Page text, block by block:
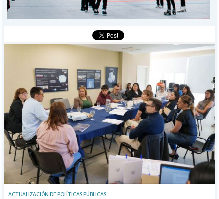
BÚSQUEDA
ACTUALIZACIÓN DE POLÍTICAS PÚBLICAS